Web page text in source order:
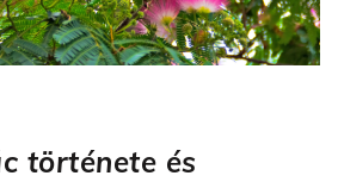
története és